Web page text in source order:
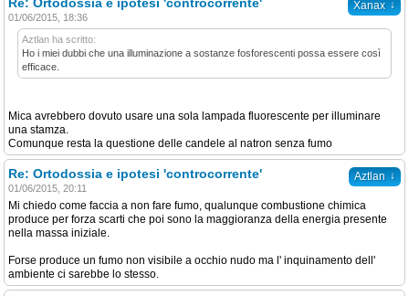
Xanax ↓
01/06/2015, 18:36
Aztlan ha scritto:
Ho i miei dubbi che una illuminazione a sostanze fosforescenti possa essere così
efficace.
Mica avrebbero dovuto usare una sola lampada fluorescente per illuminare
una stamza.
Comunque resta la questione delle candele al natron senza fumo
Aztlan ↓
Re: Ortodossia e ipotesi 'controcorrente'
01/06/2015, 20:11
Mi chiedo come faccia a non fare fumo, qualunque combustione chimica
produce per forza scarti che poi sono la maggioranza della energia presente
nella massa iniziale.
Forse produce un fumo non visibile a occhio nudo ma l' inquinamento dell'
ambiente ci sarebbe lo stesso.